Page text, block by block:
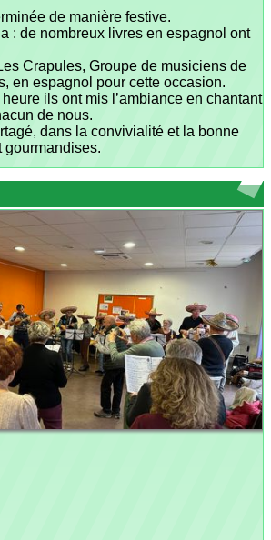
de manière festive.
: de nombreux livres en espagnol ont
Crapules, Groupe de musiciens de
en espagnol pour cette occasion.
heure ils ont mis l’ambiance en chantant
de nous.
dans la convivialité et la bonne
gourmandises.